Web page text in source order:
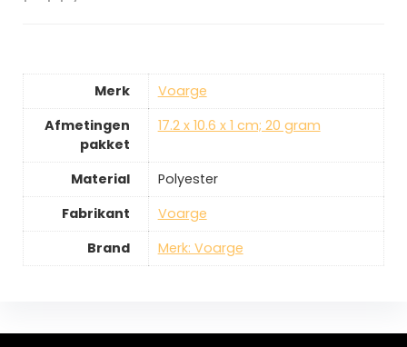
Merk
‎Voarge
Afmetingen
pakket
‎17.2 x 10.6 x 1 cm; 20 gram
Material
‎Polyester
Fabrikant
‎Voarge
Brand
Merk: Voarge